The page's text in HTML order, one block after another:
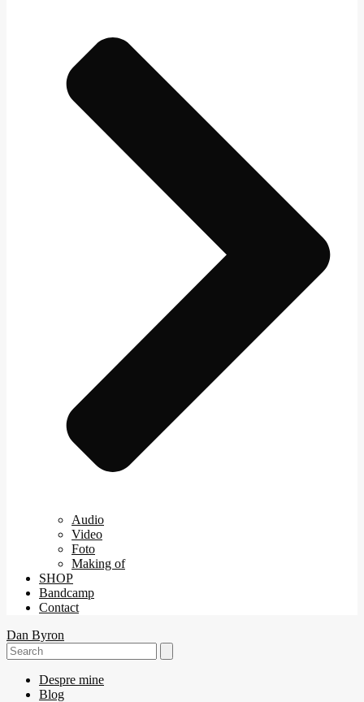
Audio
Video
Foto
Making of
SHOP
Bandcamp
Contact
Dan Byron
Search
for:
Despre mine
Blog